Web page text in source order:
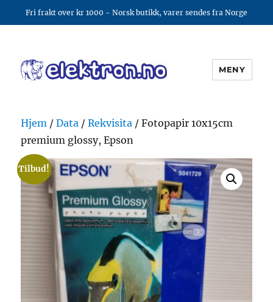
Fri frakt over kr 1000 - Norsk butikk, varer sendes fra Norge
MENY
Hjem /Data /Rekvisita / Fotopapir 10x15cm
premium glossy, Epson
Tilbud!